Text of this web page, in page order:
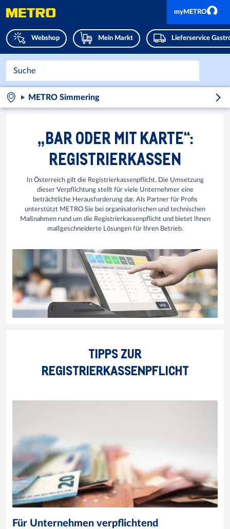
Webshop Mein Markt Lieferservice
myMETRO
METRO Simmering
„BAR ODER MIT KARTE“:
REGISTRIERKASSEN
In Österreich gilt die Registrierkassenpflicht. Die Umsetzung
dieser Verpflichtung stellt für viele Unternehmer eine
beträchtliche Herausforderung dar. Als Partner für Profis
unterstützt METRO Sie bei organisatorischen und technischen
Maßnahmen rund um die Registrierkassenpflicht und bietet Ihnen
maßgeschneiderte Lösungen für Ihren Betrieb.
TIPPS ZUR
REGISTRIERKASSENPFLICHT
Für Unternehmen verpflichtend